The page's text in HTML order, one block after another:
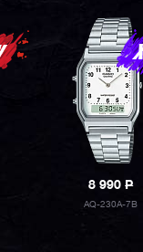
8 990P
AQ-230A-7B